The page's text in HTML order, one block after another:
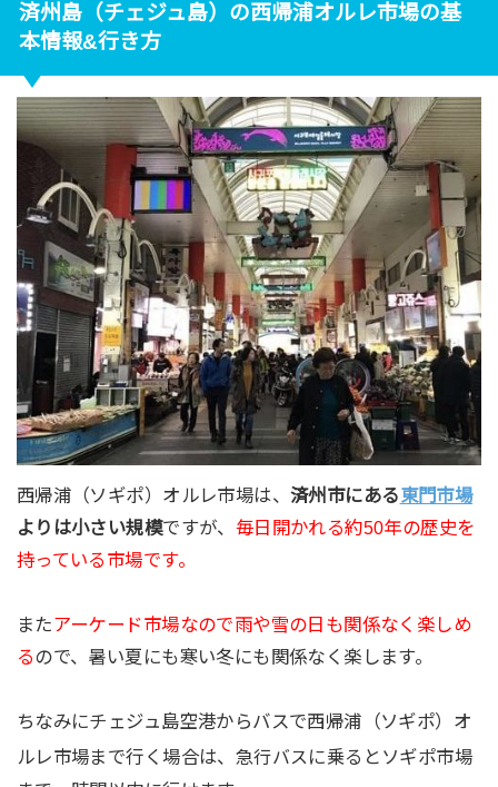
済州島（チェジュ島）の西帰浦オルレ市場の基
本情報&行き方
西帰浦（ソギポ）オルレ市場は、済州市にある東門市場
よりは小さい規模ですが、 毎日開かれる約50年の歴史を
持っている市場です。
またアーケード市場なので雨や雪の日も関係なく楽しめ
るので、暑い夏にも寒い冬にも関係なく楽します。
ちなみにチェジュ島空港からバスで西帰浦（ソギポ）オ
ルレ市場まで行く場合は、 急行バス に乗るとソギポ市場